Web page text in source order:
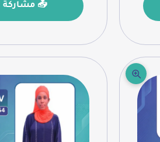
📤 مشاركة